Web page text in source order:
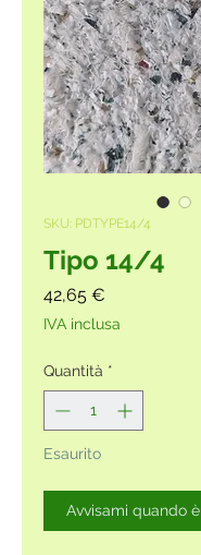
SKU: PDTYPE14/4
Tipo 14/4
42,65 €
IVA inclusa
Quantità *
Esaurito
Avvisami quando